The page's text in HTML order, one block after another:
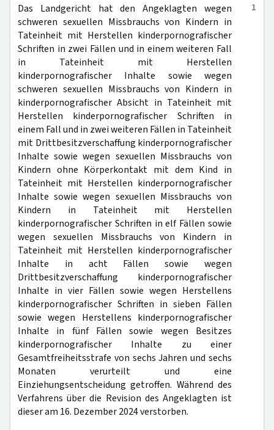
1
Das Landgericht hat den Angeklagten wegen
schweren sexuellen Missbrauchs von Kindern in
Tateinheit mit Herstellen kinderpornografischer
Schriften in zwei Fällen und in einem weiteren Fall
in Tateinheit mit Herstellen
kinderpornografischer Inhalte sowie wegen
schweren sexuellen Missbrauchs von Kindern in
kinderpornografischer Absicht in Tateinheit mit
Herstellen kinderpornografischer Schriften in
einem Fall und in zwei weiteren Fällen in Tateinheit
mit Drittbesitzverschaffung kinderpornografischer
Inhalte sowie wegen sexuellen Missbrauchs von
Kindern ohne Körperkontakt mit dem Kind in
Tateinheit mit Herstellen kinderpornografischer
Inhalte sowie wegen sexuellen Missbrauchs von
Kindern in Tateinheit mit Herstellen
kinderpornografischer Schriften in elf Fällen sowie
wegen sexuellen Missbrauchs von Kindern in
Tateinheit mit Herstellen kinderpornografischer
Inhalte in acht Fällen sowie wegen
Drittbesitzverschaffung kinderpornografischer
Inhalte in vier Fällen sowie wegen Herstellens
kinderpornografischer Schriften in sieben Fällen
sowie wegen Herstellens kinderpornografischer
Inhalte in fünf Fällen sowie wegen Besitzes
kinderpornografischer Inhalte zu einer
Gesamtfreiheitsstrafe von sechs Jahren und sechs
Monaten verurteilt und eine
Einziehungsentscheidung getroffen. Während des
Verfahrens über die Revision des Angeklagten ist
dieser am 16. Dezember 2024 verstorben.